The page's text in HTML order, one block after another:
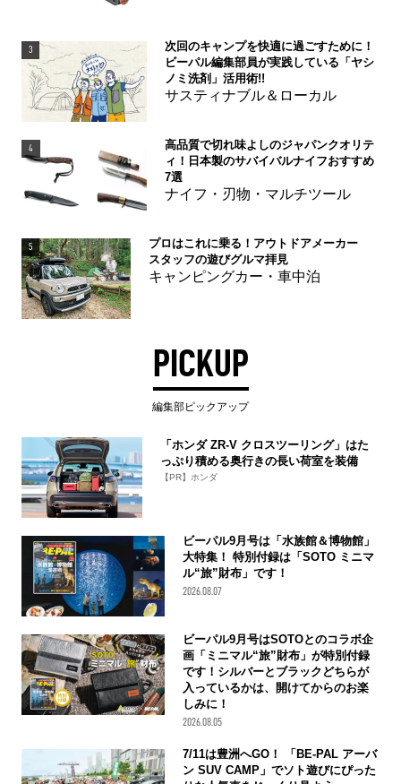
3
次回のキャンプを快適に過ごすために！
ビーパル編集部員が実践している「ヤシ
ノミ洗剤」活用術!!
サスティナブル＆ローカル
4
高品質で切れ味よしのジャパンクオリテ
ィ！日本製のサバイバルナイフおすすめ
7選
ナイフ・刃物・マルチツール
5
プロはこれに乗る！アウトドアメーカー
スタッフの遊びグルマ拝見
キャンピングカー・車中泊
PICKUP
編集部ピックアップ
「ホンダ ZR-V クロスツーリング」はた
っぷり積める奥行きの長い荷室を装備
【PR】ホンダ
ビーパル9月号は「水族館＆博物館」
大特集！ 特別付録は「SOTO ミニマ
ル“旅”財布」です！
2026.08.07
ビーパル9月号はSOTOとのコラボ企
画「ミニマル“旅”財布」が特別付録
です！シルバーとブラックどちらが
入っているかは、開けてからのお楽
しみに！
2026.08.05
7/11は豊洲へGO！ 「BE-PAL アーバ
ン SUV CAMP」でソト遊びにぴった